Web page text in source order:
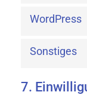
WordPress
Sonstiges
7.